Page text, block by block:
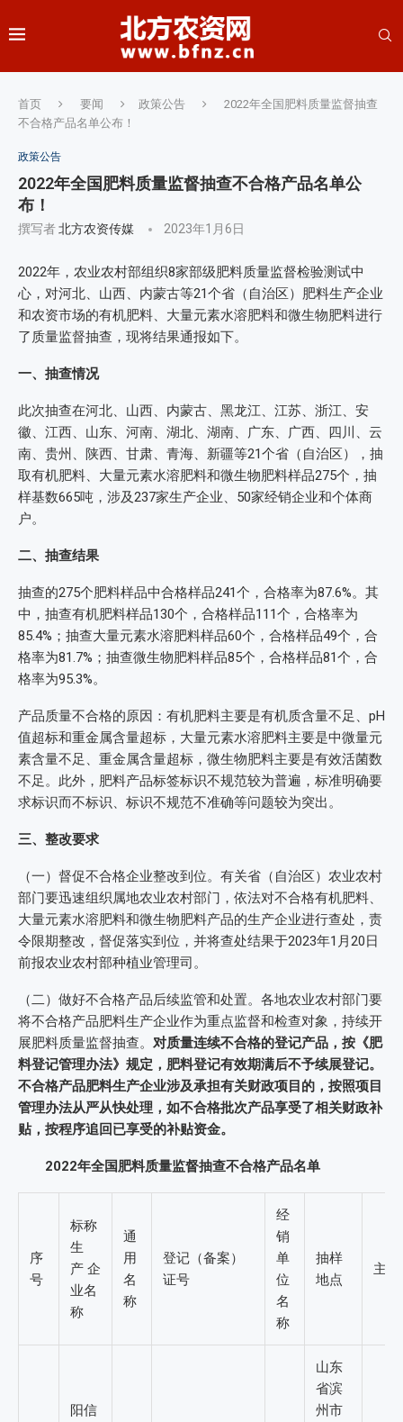
首页 要闻 政策公告
2022年全国肥料质量监督抽查
不合格产品名单公布！
政策公告
2022年全国肥料质量监督抽查不合格产品名单公
布！
撰写者北方农资传媒 2023年1月6日
2022年，农业农村部组织8家部级肥料质量监督检验测试中
心，对河北、山西、内蒙古等21个省（自治区）肥料生产企业
和农资市场的有机肥料、大量元素水溶肥料和微生物肥料进行
了质量监督抽查，现将结果通报如下。
一、抽查情况
此次抽查在河北、山西、内蒙古、黑龙江、江苏、浙江、安
徽、江西、山东、河南、湖北、湖南、广东、广西、四川、云
南、贵州、陕西、甘肃、青海、新疆等21个省（自治区），抽
取有机肥料、大量元素水溶肥料和微生物肥料样品275个，抽
样基数665吨，涉及237家生产企业、50家经销企业和个体商
户。
二、抽查结果
抽查的275个肥料样品中合格样品241个，合格率为87.6%。其
中，抽查有机肥料样品130个，合格样品111个，合格率为
85.4%；抽查大量元素水溶肥料样品60个，合格样品49个，合
格率为81.7%；抽查微生物肥料样品85个，合格样品81个，合
格率为95.3%。
产品质量不合格的原因：有机肥料主要是有机质含量不足、pH
值超标和重金属含量超标，大量元素水溶肥料主要是中微量元
素含量不足、重金属含量超标，微生物肥料主要是有效活菌数
不足。此外，肥料产品标签标识不规范较为普遍，标准明确要
求标识而不标识、标识不规范不准确等问题较为突出。
三、整改要求
（一）督促不合格企业整改到位。有关省（自治区）农业农村
部门要迅速组织属地农业农村部门，依法对不合格有机肥料、
大量元素水溶肥料和微生物肥料产品的生产企业进行查处，责
令限期整改，督促落实到位，并将查处结果于2023年1月20日
前报农业农村部种植业管理司。
（二）做好不合格产品后续监管和处置。各地农业农村部门要
将不合格产品肥料生产企业作为重点监督和检查对象，持续开
展肥料质量监督抽查。 对质量连续不合格的登记产品，按《肥
料登记管理办法》规定，肥料登记有效期满后不予续展登记。
不合格产品肥料生产企业涉及承担有关财政项目的，按照项目
管理办法从严从快处理，如不合格批次产品享受了相关财政补
贴，按程序追回已享受的补贴资金。
2022年全国肥料质量监督抽查不合格产品名单
序
号
标称
生
产 企
业名
称
通
用
名
称
登记（备案）
证号
经
销
单
位
名
称
抽样
地点
主
阳信
山东
省滨
州市